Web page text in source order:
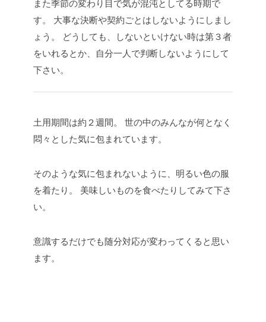
また季節の変わり目で気が混沌としてる時期で
す。
大事な決断や契約ごとはしないようにしまし
ょう。
どうしても、しないといけない時は第３者
をいれるとか、自分一人で判断しないようにして
下さい。
土用期間は約２週間。
世の中のみんなが何となく
悶々とした気に包まれています。
そのような気に包まれないように、明るい色の服
を着たり。
美味しいものを食べたりしてみて下さ
い。
意識するだけでも随分対応が変わってくると思い
ます。